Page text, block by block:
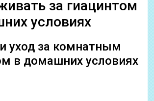
за гиацинтом
условиях
уход за комнатным
в домашних условиях